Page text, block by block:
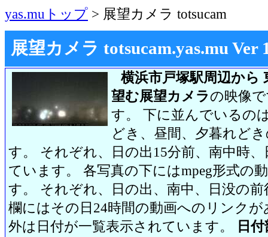
yas.muトップ > 展望カメラ totsucam
展望カメラ totsucam.yas.mu Ver
横浜市戸塚駅周辺から
望む展望カメラの映像
す。 下に並んでいるの
どき、昼間、夕暮れど
す。 それぞれ、日の出15分前、南中時
ています。 各写真の下にはmpeg形式の
す。 それぞれ、日の出、南中、日没の
欄にはその日24時間の動画へのリンク
外は日付が一覧表示されています。
日